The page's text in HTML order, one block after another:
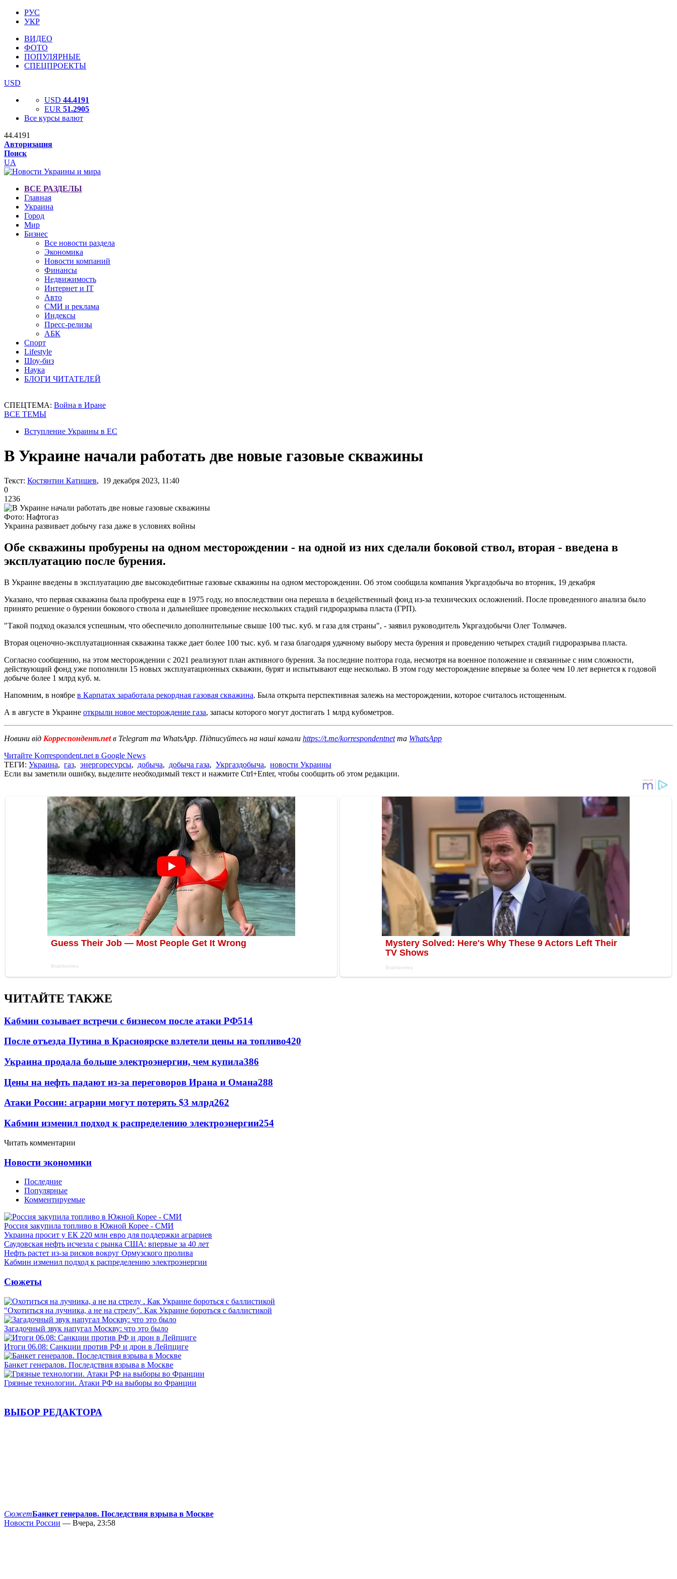
РУС
УКР
ВИДЕО
ФОТО
ПОПУЛЯРНЫЕ
СПЕЦПРОЕКТЫ
USD
USD 44.4191
EUR 51.2905
Все курсы валют
44.4191
Авторизация
Поиск
UA
ВСЕ РАЗДЕЛЫ
Главная
Украина
Город
Мир
Бизнес
Все новости раздела
Экономика
Новости компаний
Финансы
Недвижимость
Интернет и IT
Авто
СМИ и реклама
Индексы
Пресс-релизы
АБК
Спорт
Lifestyle
Шоу-биз
Наука
БЛОГИ ЧИТАТЕЛЕЙ
СПЕЦТЕМА: Война в Иране
ВСЕ ТЕМЫ
Вступление Украины в ЕС
В Украине начали работать две новые газовые скважины
Текст: Костянтин Катишев, 19 декабря 2023, 11:40
0
1236
Фото: Нафтогаз
Украина развивает добычу газа даже в условиях войны
Обе скважины пробурены на одном месторождении - на одной из них сделали боковой ствол, вторая - введена в
эксплуатацию после бурения.
В Украине введены в эксплуатацию две высокодебитные газовые скважины на одном месторождении. Об этом сообщила компания Укргаздобыча во вторник, 19 декабря
Указано, что первая скважина была пробурена еще в 1975 году, но впоследствии она перешла в бездейственный фонд из-за технических осложнений. После проведенного анализа было
принято решение о бурении бокового ствола и дальнейшее проведение нескольких стадий гидроразрыва пласта (ГРП).
"Такой подход оказался успешным, что обеспечило дополнительные свыше 100 тыс. куб. м газа для страны", - заявил руководитель Укргаздобычи Олег Толмачев.
Вторая оценочно-эксплуатационная скважина также дает более 100 тыс. куб. м газа благодаря удачному выбору места бурения и проведению четырех стадий гидроразрыва пласта.
Согласно сообщению, на этом месторождении с 2021 реализуют план активного бурения. За последние полтора года, несмотря на военное положение и связанные с ним сложности,
действующий фонд уже пополнили 15 новых эксплуатационных скважин, бурят и испытывают еще несколько. В этом году месторождение впервые за более чем 10 лет вернется к годовой
добыче более 1 млрд куб. м.
Напомним, в ноябре в Карпатах заработала рекордная газовая скважина. Была открыта перспективная залежь на месторождении, которое считалось истощенным.
А в августе в Украине открыли новое месторождение газа, запасы которого могут достигать 1 млрд кубометров.
Новини від Корреспондент.netв Telegram та WhatsApp. Підписуйтесь на наші канали https://t.me/korrespondentnetта WhatsApp
Читайте Korrespondent.net в Google News
ТЕГИ: Украина, газ, энергоресурсы, добыча, добыча газа, Укргаздобыча, новости Украины
Если вы заметили ошибку, выделите необходимый текст и нажмите Ctrl+Enter, чтобы сообщить об этом редакции.
ЧИТАЙТЕ ТАКЖЕ
Кабмин созывает встречи с бизнесом после атаки РФ514
После отъезда Путина в Красноярске взлетели цены на топливо420
Украина продала больше электроэнергии, чем купила386
Цены на нефть падают из-за переговоров Ирана и Омана288
Атаки России: аграрии могут потерять $3 млрд262
Кабмин изменил подход к распределению электроэнергии254
Читать комментарии
Новости экономики
Последние
Популярные
Комментируемые
Россия закупила топливо в Южной Корее - СМИ
Украина просит у ЕК 220 млн евро для поддержки аграриев
Саудовская нефть исчезла с рынка США: впервые за 40 лет
Нефть растет из-за рисков вокруг Ормузского пролива
Кабмин изменил подход к распределению электроэнергии
Сюжеты
"Охотиться на лучника, а не на стрелу". Как Украине бороться с баллистикой
Загадочный звук напугал Москву: что это было
Итоги 06.08: Санкции против РФ и дрон в Лейпциге
Банкет генералов. Последствия взрыва в Москве
Грязные технологии. Атаки РФ на выборы во Франции
ВЫБОР РЕДАКТОРА
СюжетБанкет генералов. Последствия взрыва в Москве
Новости России — Вчера, 23:58